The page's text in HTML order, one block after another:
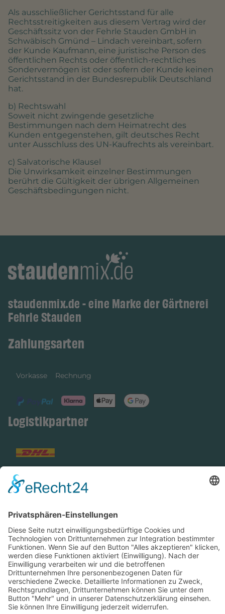
Als ausschließlicher Gerichtsstand für alle
Rechtsstreitigkeiten aus diesem Vertrag wird der
Geschäftssitz von der Fehrle Stauden GmbH in
Schwäbisch Gmünd – Lindach vereinbart, sofern
der Kunde Kaufmann, eine juristische Person des
öffentlichen Rechts oder öffentlich-rechtliches
Sondervermögen ist oder sofern der Kunde keinen
Gerichtsstand in der Bundesrepublik Deutschland
hat.
b) Rechtswahl
Soweit nicht zwingende gesetzliche
Bestimmungen nach dem Heimatrecht des
Kunden entgegenstehen, gilt deutsches Recht
unter Ausschluss des UN-Kaufrechts als vereinbart.
c) Salvatorische Klausel
Die Unwirksamkeit einzelner Bestimmungen
berührt die Gültigkeit der übrigen Allgemeinen
Geschäftsbedingungen nicht.
staudenmix.de - eine Marke der Gärtnerei
Fehrle Stauden
Zahlungsarten
Vorkasse Rechnung
Logistikpartner
Über uns
Nachhaltigkeit und Qualität
Team
Kontakt
Karriere
Informationen